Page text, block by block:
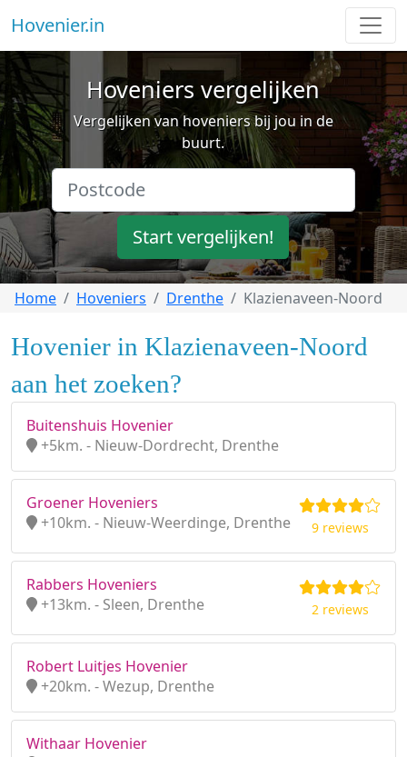
Hovenier.in
Hoveniers vergelijken
Vergelijken van hoveniers bij jou in de
buurt.
Start vergelijken!
Home Hoveniers Drenthe Klazienaveen-Noord
Hovenier in Klazienaveen-Noord
aan het zoeken?
Buitenshuis Hovenier
+5km. - Nieuw-Dordrecht, Drenthe
Groener Hoveniers
+10km. - Nieuw-Weerdinge, Drenthe
9 reviews
Rabbers Hoveniers
+13km. - Sleen, Drenthe
2 reviews
Robert Luitjes Hovenier
+20km. - Wezup, Drenthe
Withaar Hovenier